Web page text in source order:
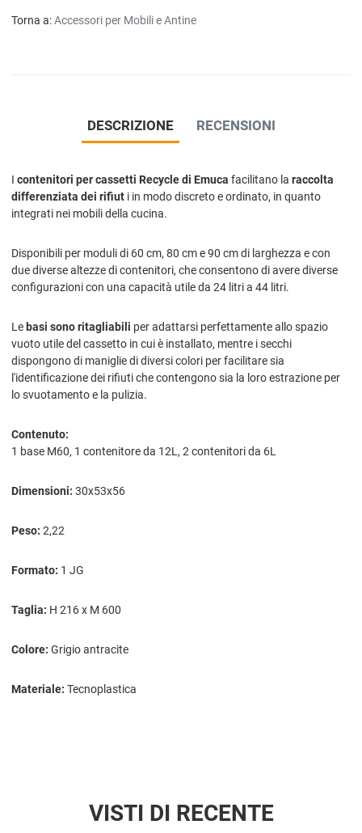
Torna a:Accessori per Mobili e Antine
DESCRIZIONE RECENSIONI
I contenitori per cassetti Recycle di Emuca facilitano la raccolta
differenziata dei rifiut i in modo discreto e ordinato, in quanto
integrati nei mobili della cucina.
Disponibili per moduli di 60 cm, 80 cm e 90 cm di larghezza e con
due diverse altezze di contenitori, che consentono di avere diverse
configurazioni con una capacità utile da 24 litri a 44 litri.
Le basi sono ritagliabili per adattarsi perfettamente allo spazio
vuoto utile del cassetto in cui è installato, mentre i secchi
dispongono di maniglie di diversi colori per facilitare sia
l'identificazione dei rifiuti che contengono sia la loro estrazione per
lo svuotamento e la pulizia.
Contenuto:
1 base M60, 1 contenitore da 12L, 2 contenitori da 6L
Dimensioni: 30x53x56
Peso: 2,22
Formato: 1 JG
Taglia: H 216 x M 600
Colore: Grigio antracite
Materiale: Tecnoplastica
VISTI DI RECENTE